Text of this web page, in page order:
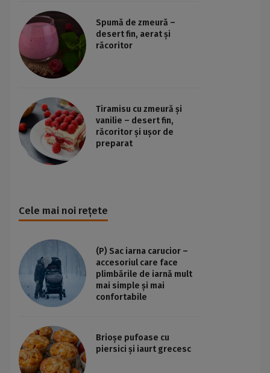
Spumă de zmeură –
desert fin, aerat și
răcoritor
Tiramisu cu zmeură și
vanilie – desert fin,
răcoritor și ușor de
preparat
Cele mai noi rețete
(P) Sac iarna carucior –
accesoriul care face
plimbările de iarnă mult
mai simple și mai
confortabile
Brioșe pufoase cu
piersici și iaurt grecesc